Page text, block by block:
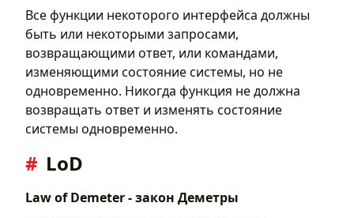
Все функции некоторого интерфейса должны
быть или некоторыми запросами,
возвращающими ответ, или командами,
изменяющими состояние системы, но не
одновременно. Никогда функция не должна
возвращать ответ и изменять состояние
системы одновременно.
LoD
Law of Demeter - закон Деметры